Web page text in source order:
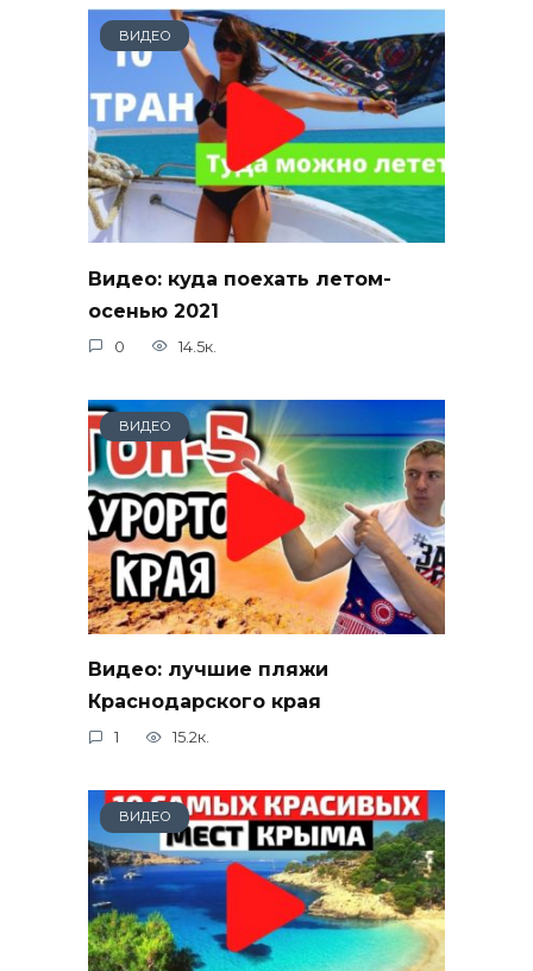
ВИДЕО
Видео: куда поехать летом-
осенью 2021
0 14.5к.
ВИДЕО
Видео: лучшие пляжи
Краснодарского края
1 15.2к.
ВИДЕО